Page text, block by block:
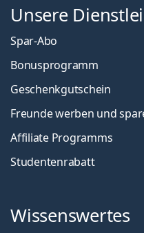
Unsere
Spar-Abo
Bonusprogramm
Geschenkgutschein
Freunde werben und
Affiliate Programms
Studentenrabatt
Wissenswertes